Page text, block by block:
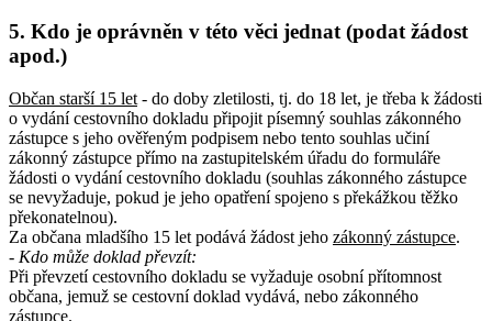
5. Kdo je oprávněn v této věci jednat (podat žádost
apod.)
Občan starší 15 let - do doby zletilosti, tj. do 18 let, je třeba k žádosti
o vydání cestovního dokladu připojit písemný souhlas zákonného
zástupce s jeho ověřeným podpisem nebo tento souhlas učiní
zákonný zástupce přímo na zastupitelském úřadu do formuláře
žádosti o vydání cestovního dokladu (souhlas zákonného zástupce
se nevyžaduje, pokud je jeho opatření spojeno s překážkou těžko
překonatelnou).
Za občana mladšího 15 let podává žádost jeho zákonný zástupce.
- Kdo může doklad převzít:
Při převzetí cestovního dokladu se vyžaduje osobní přítomnost
občana, jemuž se cestovní doklad vydává, nebo zákonného
zástupce.